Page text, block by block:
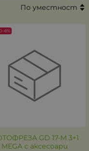
По уместност
GD 17-M 3+1
MEGA с аксесоари
-6%